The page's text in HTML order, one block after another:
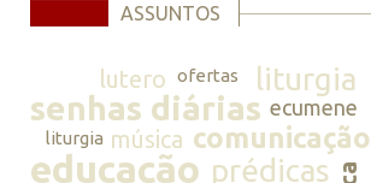
ASSUNTOS
lutero ofertas liturgia
senhas diárias ecumene
liturgia música comunicação
educação prédicas